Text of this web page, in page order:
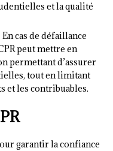
et la qualité
En cas de défaillance
peut mettre en
permettant d’assurer
tout en limitant
et les contribuables.
garantir la confiance